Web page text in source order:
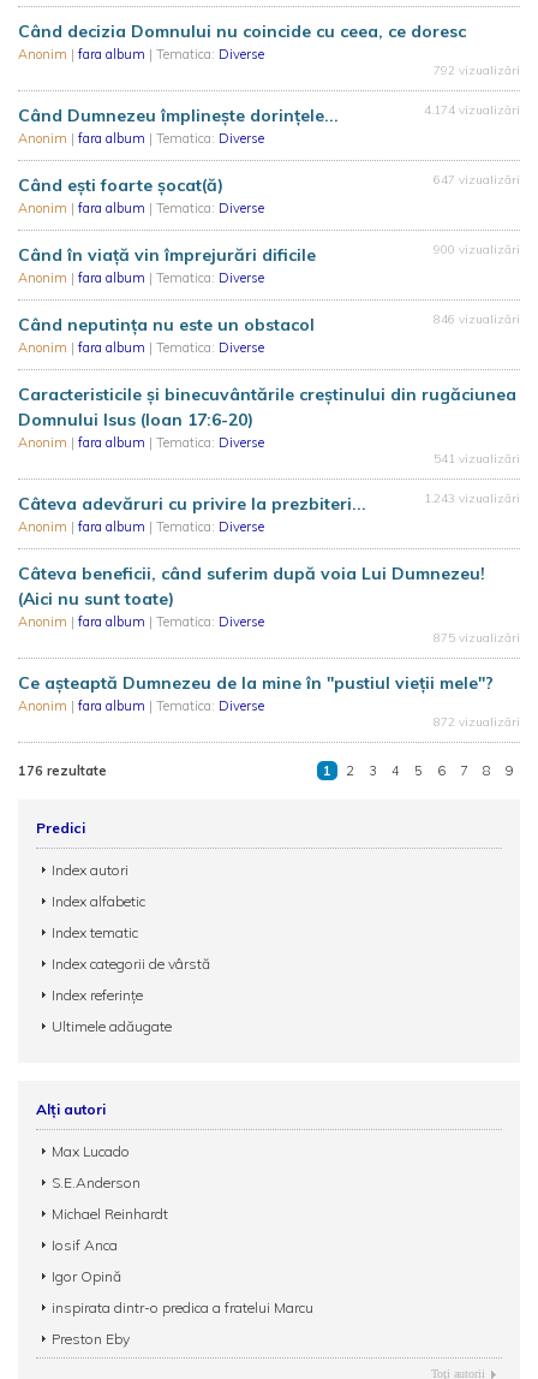
Când decizia Domnului nu coincide cu ceea, ce doresc
Anonim | fara album | Tematica: Diverse
792 vizualizări
Când Dumnezeu împlinește dorințele...
Anonim | fara album | Tematica: Diverse
4.174 vizualizări
Când ești foarte șocat(ă)
Anonim | fara album | Tematica: Diverse
647 vizualizări
Când în viață vin împrejurări dificile
Anonim | fara album | Tematica: Diverse
900 vizualizări
Când neputința nu este un obstacol
Anonim | fara album | Tematica: Diverse
846 vizualizări
Caracteristicile și binecuvântările creștinului din rugăciunea
Domnului Isus (Ioan 17:6-20)
Anonim | fara album | Tematica: Diverse
541 vizualizări
Câteva adevăruri cu privire la prezbiteri...
Anonim | fara album | Tematica: Diverse
1.243 vizualizări
Câteva beneficii, când suferim după voia Lui Dumnezeu!
(Aici nu sunt toate)
Anonim | fara album | Tematica: Diverse
875 vizualizări
Ce așteaptă Dumnezeu de la mine în ''pustiul vieții mele''?
Anonim | fara album | Tematica: Diverse
872 vizualizări
176 rezultate 1 2 3 4 5 6 7 8 9
Predici
Index autori
Index alfabetic
Index tematic
Index categorii de vârstă
Index referințe
Ultimele adăugate
Alți autori
Max Lucado
S.E.Anderson
Michael Reinhardt
Iosif Anca
Igor Opină
inspirata dintr-o predica a fratelui Marcu
Preston Eby
Toţi autorii